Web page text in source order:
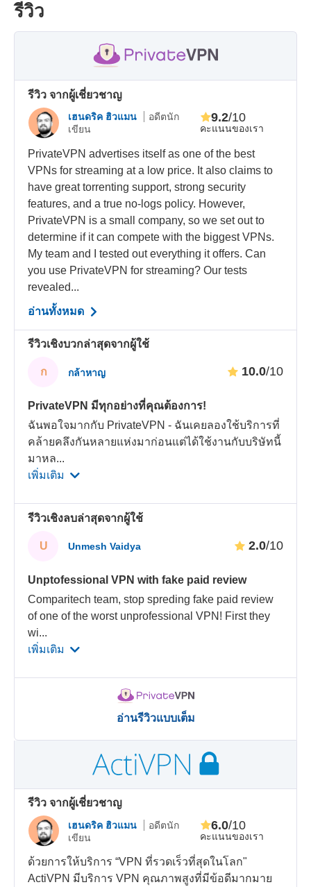
รีวิว
รีวิว จากผู้เชี่ยวชาญ
เฮนดริค ฮิวแมน
อดีตนัก
เขียน
คะแนนของเรา
9.2/10
PrivateVPN advertises itself as one of the best
VPNs for streaming at a low price. It also claims to
have great torrenting support, strong security
features, and a true no-logs policy. However,
PrivateVPN is a small company, so we set out to
determine if it can compete with the biggest VPNs.
My team and I tested out everything it offers. Can
you use PrivateVPN for streaming? Our tests
revealed...
อ่านทั้งหมด
รีวิวเชิงบวกล่าสุดจากผู้ใช้
ก กล้าหาญ 10.0/10
PrivateVPN มีทุกอย่างที่คุณต้องการ!
ฉันพอใจมากกับ PrivateVPN - ฉันเคยลองใช้บริการที่
คล้ายคลึงกันหลายแห่งมาก่อนแต่ได้ใช้งานกับบริษัทนี้
มาหล...
เพิ่มเติม
รีวิวเชิงลบล่าสุดจากผู้ใช้
U Unmesh Vaidya 2.0/10
Unptofessional VPN with fake paid review
Comparitech team, stop spreding fake paid review
of one of the worst unprofessional VPN! First they
wi...
เพิ่มเติม
อ่านรีวิวแบบเต็ม
รีวิว จากผู้เชี่ยวชาญ
เฮนดริค ฮิวแมน
อดีตนัก
เขียน
คะแนนของเรา
6.0/10
ด้วยการให้บริการ “VPN ที่รวดเร็วที่สุดในโลก"
ActiVPN มีบริการ VPN คุณภาพสูงที่มีข้อดีมากมาย